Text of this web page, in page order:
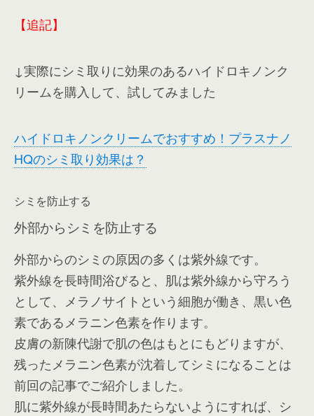
【追記】
↓実際にシミ取りに効果のあるハイドロキノンク
リームを購入して、試してみました
ハイドロキノンクリームでおすすめ！プラスナノ
HQのシミ取り効果は？
シミを防止する
外部からシミを防止する
外部からのシミの原因の多くは紫外線です。
紫外線を長時間浴びると、肌は紫外線から守ろう
として、メラノサイトという細胞が働き、黒い色
素であるメラニン色素を作ります。
皮膚の新陳代謝で肌の色はもとにもどりますが、
残ったメラニン色素が沈着してシミになることは
前回の記事でご紹介しました。
肌に紫外線が長時間あたらないようにすれば、シ